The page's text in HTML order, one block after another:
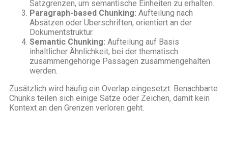
Satzgrenzen, um semantische Einheiten zu erhalten.
Paragraph-based Chunking: Aufteilung nach
Absätzen oder Überschriften, orientiert an der
Dokumentstruktur.
Semantic Chunking: Aufteilung auf Basis
inhaltlicher Ähnlichkeit, bei der thematisch
zusammengehörige Passagen zusammengehalten
werden.
Zusätzlich wird häufig ein Overlap eingesetzt: Benachbarte
Chunks teilen sich einige Sätze oder Zeichen, damit kein
Kontext an den Grenzen verloren geht.